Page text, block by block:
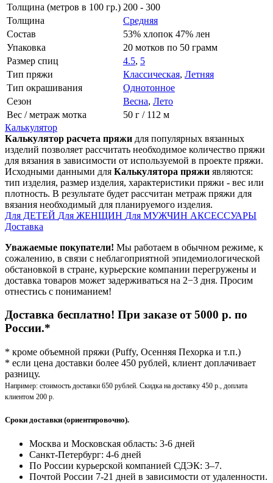
Толщина (метров в 100 гр.) 200 - 300
Толщина
Средняя
Состав
53% хлопок 47% лен
Упаковка
20 мотков по 50 грамм
Размер спиц
4.5, 5
Тип пряжи
Классическая, Летняя
Тип окрашивания
Однотонное
Сезон
Весна, Лето
Вес / метраж мотка
50 г / 112 м
Калькулятор
Калькулятор расчета пряжи для популярных вязанных
изделий позволяет рассчитать необходимое количество пряжи
для вязания в зависимости от используемой в проекте пряжи.
Исходными данными для Калькулятора пряжи являются:
тип изделия, размер изделия, характеристики пряжи - вес или
плотность. В результате будет рассчитан метраж пряжи для
вязания необходимый для планируемого изделия.
Для ДЕТЕЙ Для ЖЕНЩИН Для МУЖЧИН АКСЕССУАРЫ
Доставка
Уважаемые покупатели! Мы работаем в обычном режиме, к
сожалению, в связи с неблагоприятной эпидемиологической
обстановкой в стране, курьерские компании перегружены и
доставка товаров может задерживаться на 2−3 дня. Просим
отнестись с пониманием!
Доставка бесплатно! При заказе от 5000 р. по
России.*
* кроме объемной пряжи (Puffy, Осенняя Пехорка и т.п.)
* если цена доставки более 450 рублей, клиент доплачивает
разницу.
Например: стоимость доставки 650 рублей. Скидка на доставку 450 р., доплата
клиентом 200 р.
Сроки доставки (ориентировочно).
Москва и Московская область: 3-6 дней
Санкт-Петербург: 4-6 дней
По России курьерской компанией СДЭК: 3–7.
Почтой России 7-21 дней в зависимости от удаленности.